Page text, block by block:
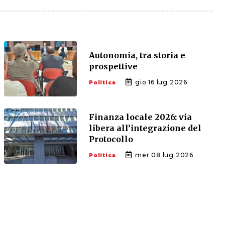
Autonomia, tra storia e
prospettive
Politica gio 16 lug 2026
Finanza locale 2026: via
libera all’integrazione del
Protocollo
Politica mer 08 lug 2026